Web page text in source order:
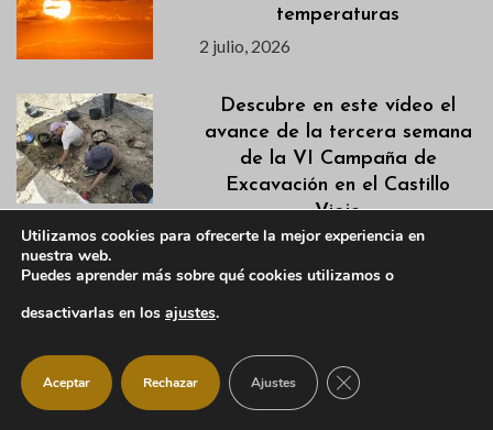
temperaturas
2 julio, 2026
Descubre en este vídeo el
avance de la tercera semana
de la VI Campaña de
Excavación en el Castillo
Viejo
1 julio, 2026
julio un curso gratuito sobre la
Ley de Desperdicio
Alimentario para comercios y
Utilizamos cookies para ofrecerte la mejor experiencia en
nuestra web.
Puedes aprender más sobre qué cookies utilizamos o
desactivarlas en los ajustes.
Aceptar Rechazar Ajustes CERRAR EL